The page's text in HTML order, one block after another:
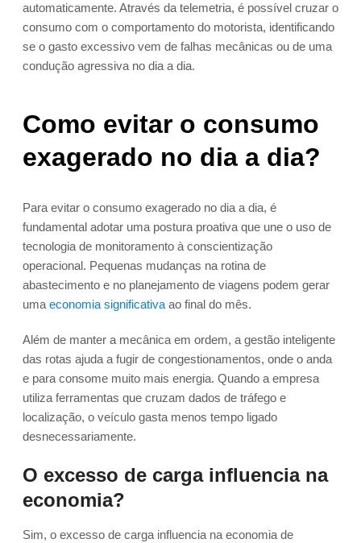
automaticamente. Através da telemetria, é possível cruzar o
consumo com o comportamento do motorista, identificando
se o gasto excessivo vem de falhas mecânicas ou de uma
condução agressiva no dia a dia.
Como evitar o consumo
exagerado no dia a dia?
Para evitar o consumo exagerado no dia a dia, é
fundamental adotar uma postura proativa que une o uso de
tecnologia de monitoramento à conscientização
operacional. Pequenas mudanças na rotina de
abastecimento e no planejamento de viagens podem gerar
uma economia significativa ao final do mês.
Além de manter a mecânica em ordem, a gestão inteligente
das rotas ajuda a fugir de congestionamentos, onde o anda
e para consome muito mais energia. Quando a empresa
utiliza ferramentas que cruzam dados de tráfego e
localização, o veículo gasta menos tempo ligado
desnecessariamente.
O excesso de carga influencia na
economia?
Sim, o excesso de carga influencia na economia de